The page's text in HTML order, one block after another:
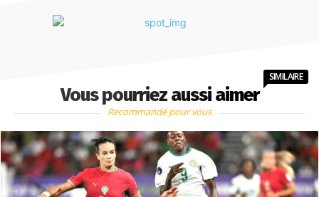
Vous pourriez aussi aimer
SIMILAIRE
Recommandé pour vous